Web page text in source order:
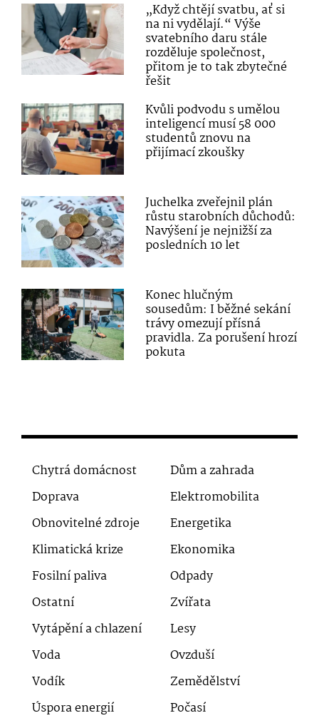
„Když chtějí svatbu, ať si
na ni vydělají.“ Výše
svatebního daru stále
rozděluje společnost,
přitom je to tak zbytečné
řešit
Kvůli podvodu s umělou
inteligencí musí 58 000
studentů znovu na
přijímací zkoušky
Juchelka zveřejnil plán
růstu starobních důchodů:
Navýšení je nejnižší za
posledních 10 let
Konec hlučným
sousedům: I běžné sekání
trávy omezují přísná
pravidla. Za porušení hrozí
pokuta
Chytrá domácnost
Dům a zahrada
Doprava
Elektromobilita
Obnovitelné zdroje
Energetika
Klimatická krize
Ekonomika
Fosilní paliva
Odpady
Ostatní
Zvířata
Vytápění a chlazení
Lesy
Voda
Ovzduší
Vodík
Zemědělství
Úspora energií
Počasí